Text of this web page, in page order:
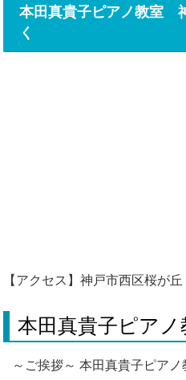
本田真貴子ピアノ教室
く
【アクセス】神戸市西区桜が丘
本田真貴子ピア
～ご挨拶～ 本田真貴子ピア